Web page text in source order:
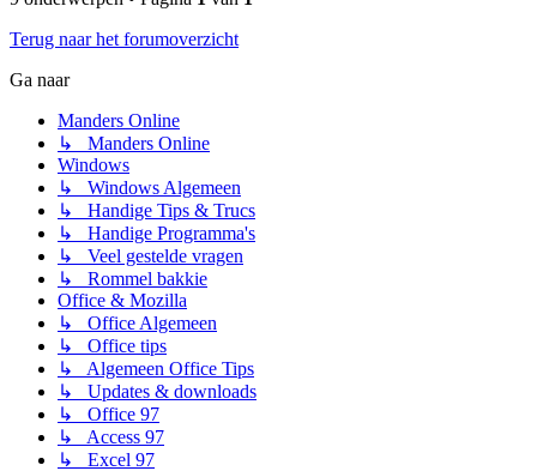
Terug naar het forumoverzicht
Ga naar
Manders Online
↳ Manders Online
Windows
↳ Windows Algemeen
↳ Handige Tips & Trucs
↳ Handige Programma's
↳ Veel gestelde vragen
↳ Rommel bakkie
Office & Mozilla
↳ Office Algemeen
↳ Office tips
↳ Algemeen Office Tips
↳ Updates & downloads
↳ Office 97
↳ Access 97
↳ Excel 97